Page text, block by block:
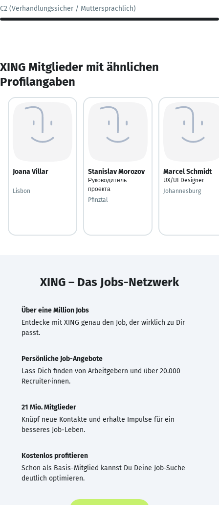
C2 (Verhandlungssicher / Muttersprachlich)
XING Mitglieder mit ähnlichen
Profilangaben
Joana Villar
---
Lisbon
Stanislav Morozov
Руководитель
проекта
Pfinztal
Marcel Schmidt
UX/UI Designer
Johannesburg
XING – Das Jobs-Netzwerk
Über eine Million Jobs
Entdecke mit XING genau den Job, der wirklich zu Dir
passt.
Persönliche Job-Angebote
Lass Dich finden von Arbeitgebern und über 20.000
Recruiter·innen.
21 Mio. Mitglieder
Knüpf neue Kontakte und erhalte Impulse für ein
besseres Job-Leben.
Kostenlos profitieren
Schon als Basis-Mitglied kannst Du Deine Job-Suche
deutlich optimieren.